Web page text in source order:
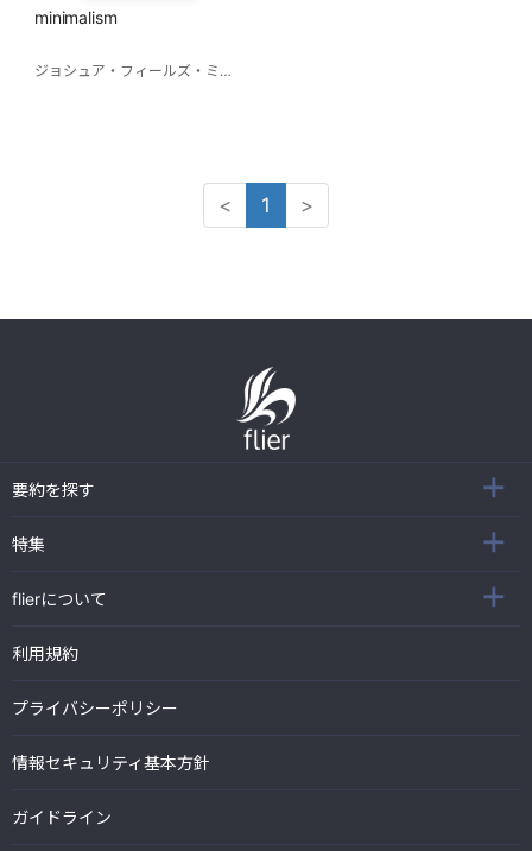
minimalism
ジョシュア・フィールズ・ミルバーン
< 1 >
要約を探す
特集
flierについて
利用規約
プライバシーポリシー
情報セキュリティ基本方針
ガイドライン